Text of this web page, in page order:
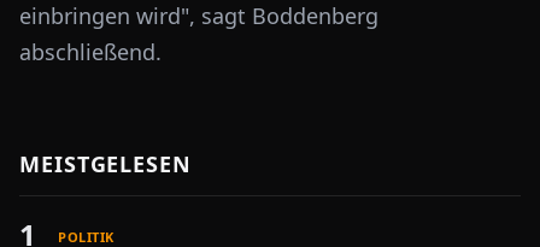
einbringen wird", sagt Boddenberg
abschließend.
MEISTGELESEN
1 POLITIK